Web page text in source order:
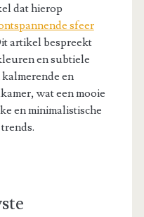
dat hierop
sfeer
artikel bespreekt
en subtiele
en
wat een mooie
en minimalistische